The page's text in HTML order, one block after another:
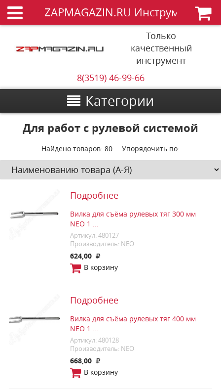
ZAPMAGAZIN.RU Инструменты
Только
качественный
инструмент
8(3519) 46-99-66
Категории
Для работ с рулевой системой
Найдено товаров: 80 Упорядочить по:
Подробнее
Вилка для съёма рулевых тяг 300 мм
NEO 1 ...
Артикул: 480127
Производитель: NEO
624,00
В корзину
Подробнее
Вилка для съёма рулевых тяг 400 мм
NEO 1 ...
Артикул: 480128
Производитель: NEO
668,00
В корзину